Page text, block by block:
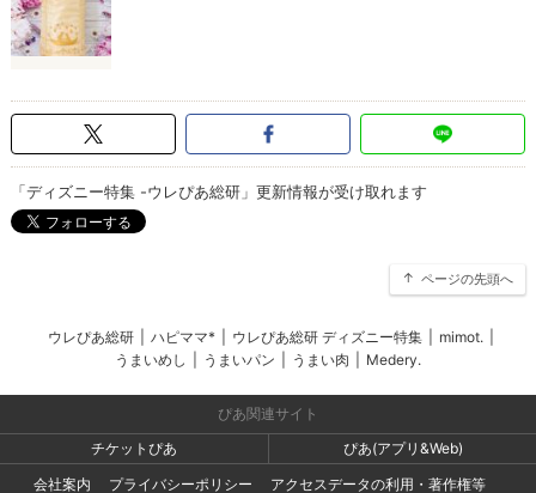
「ディズニー特集 -ウレぴあ総研」更新情報が受け取れます
ページの先頭へ
ウレぴあ総研 ハピママ* ウレぴあ総研 ディズニー特集 mimot.
うまいめし
うまいパン うまい肉 Medery.
ぴあ関連サイト
チケットぴあ
ぴあ(アプリ&Web)
会社案内
プライバシーポリシー アクセスデータの利用・著作権等